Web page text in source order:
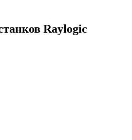
Raylogic